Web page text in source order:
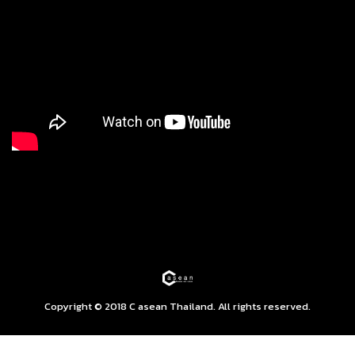
Copyright © 2018 C asean Thailand. All rights reserved.